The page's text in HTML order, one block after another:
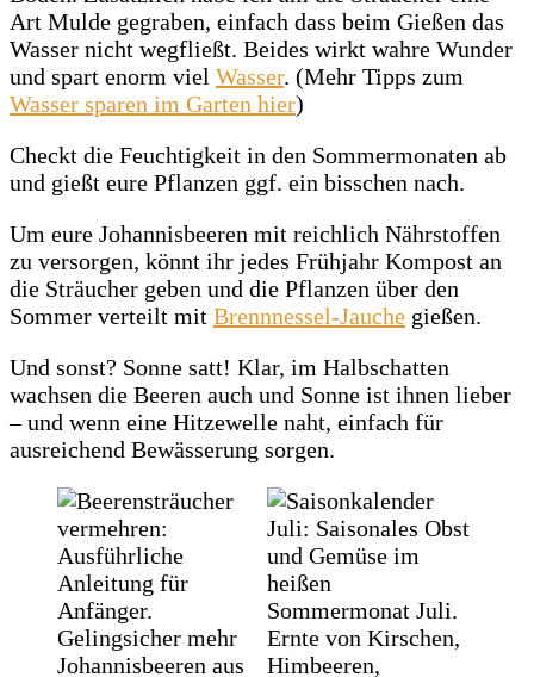
Art Mulde gegraben, einfach dass beim Gießen das
Wasser nicht wegfließt. Beides wirkt wahre Wunder
und spart enorm viel Wasser. (Mehr Tipps zum
Wasser sparen im Garten hier)
Checkt die Feuchtigkeit in den Sommermonaten ab
und gießt eure Pflanzen ggf. ein bisschen nach.
Um eure Johannisbeeren mit reichlich Nährstoffen
zu versorgen, könnt ihr jedes Frühjahr Kompost an
die Sträucher geben und die Pflanzen über den
Sommer verteilt mit Brennnessel-Jauche gießen.
Und sonst? Sonne satt! Klar, im Halbschatten
wachsen die Beeren auch und Sonne ist ihnen lieber
– und wenn eine Hitzewelle naht, einfach für
ausreichend Bewässerung sorgen.